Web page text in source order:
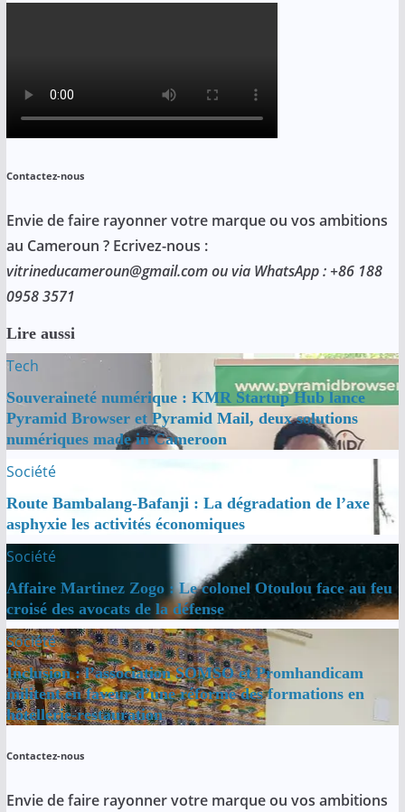
Contactez-nous
Envie de faire rayonner votre marque ou vos ambitions
au Cameroun ? Ecrivez-nous :
vitrineducameroun@gmail.com ou via WhatsApp : +86 188
0958 3571
Lire aussi
Tech
Souveraineté numérique : KMR Startup Hub lance
Pyramid Browser et Pyramid Mail, deux solutions
numériques made in Cameroon
Société
Route Bambalang-Bafanji : La dégradation de l’axe
asphyxie les activités économiques
Société
Affaire Martinez Zogo : Le colonel Otoulou face au feu
croisé des avocats de la défense
Société
Inclusion : l’association SOMSO et Promhandicam
militent en faveur d’une réforme des formations en
hôtellerie-restauration
Contactez-nous
Envie de faire rayonner votre marque ou vos ambitions